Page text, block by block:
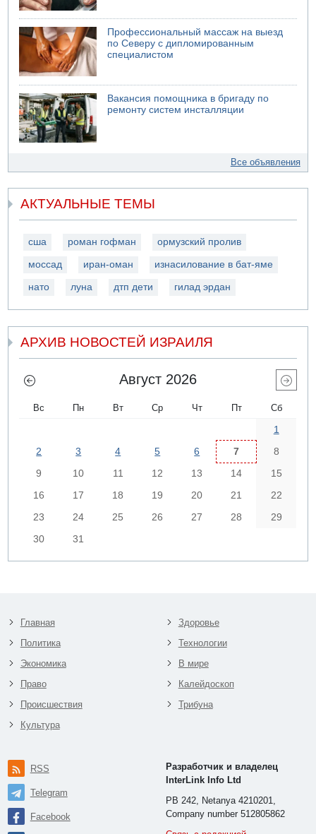
Профессиональный массаж на выезд
по Северу с дипломированным
специалистом
Вакансия помощника в бригаду по
ремонту систем инсталляции
Все объявления
АКТУАЛЬНЫЕ ТЕМЫ
сша роман гофман ормузский пролив
моссад иран-оман изнасилование в бат-яме
нато луна дтп дети гилад эрдан
АРХИВ НОВОСТЕЙ ИЗРАИЛЯ
Август 2026
Вс Пн Вт Ср Чт Пт Сб
1
2
3 4 5 6 7
8
9
10 11 12 13 14
15
16
17 18 19 20 21
22
23
24 25 26 27 28
29
30
31
Главная
Политика
Экономика
Право
Происшествия
Культура
Здоровье
Технологии
В мире
Калейдоскоп
Трибуна
RSS
Telegram
Facebook
Разработчик и владелец
InterLink Info Ltd
PB 242, Netanya 4210201,
Company number 512805862